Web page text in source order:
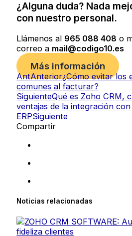
¿Alguna duda? Nada
con nuestro personal.
Llámenos al 965 088 408 o
correo a mail@codigo10.es
Más información
AntAnterior¿Cómo evitar los
comunes al facturar?
SiguienteQué es Zoho CRM,
ventajas de la integración
ERPSiguiente
Compartir
Noticias relacionadas